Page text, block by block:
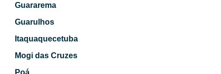
Guararema
Guarulhos
Itaquaquecetuba
Mogi das Cruzes
Poá